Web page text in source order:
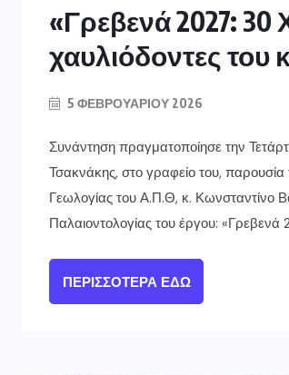
«Γρεβενά 2027: 30
χαυλιόδοντες του
5 ΦΕΒΡΟΥΑΡΊΟΥ 2026
Συνάντηση πραγματοποίησε την
Τσακνάκης, στο γραφείο του,
Γεωλογίας του Α.Π.Θ, κ. Κωνσταντίνο
Παλαιοντολογίας του έργου:
ΠΕΡΙΣΣΌΤΕΡΑ ΕΔΏ